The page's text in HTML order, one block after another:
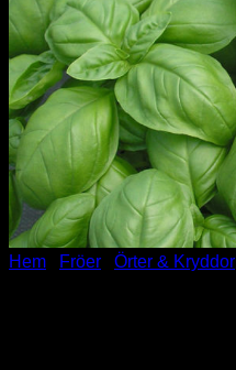
Hem Fröer Örter & Kryddor